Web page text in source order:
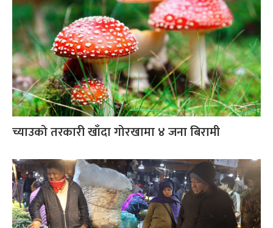
च्याउको तरकारी खाँदा गोरखामा ४ जना बिरामी